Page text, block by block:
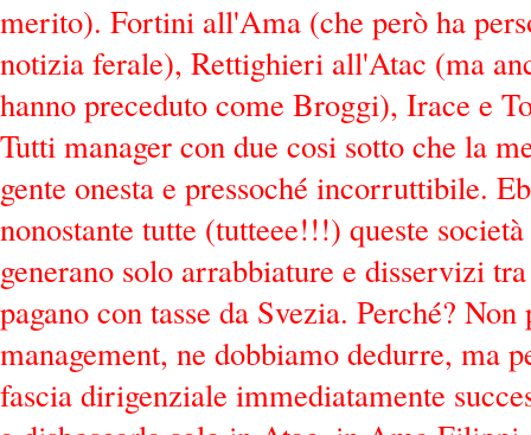
merito). Fortini all'Ama (che però ha
notizia ferale), Rettighieri all'Atac (ma
hanno preceduto come Broggi), Irace e
Tutti manager con due cosi sotto che la
gente onesta e pressoché incorruttibile.
nonostante tutte (tutteee!!!) queste
generano solo arrabbiature e disservizi
pagano con tasse da Svezia. Perché?
management, ne dobbiamo dedurre, ma
fascia dirigenziale immediatamente